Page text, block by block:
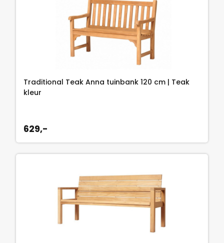
Traditional Teak Anna tuinbank 120 cm | Teak
kleur
629,-